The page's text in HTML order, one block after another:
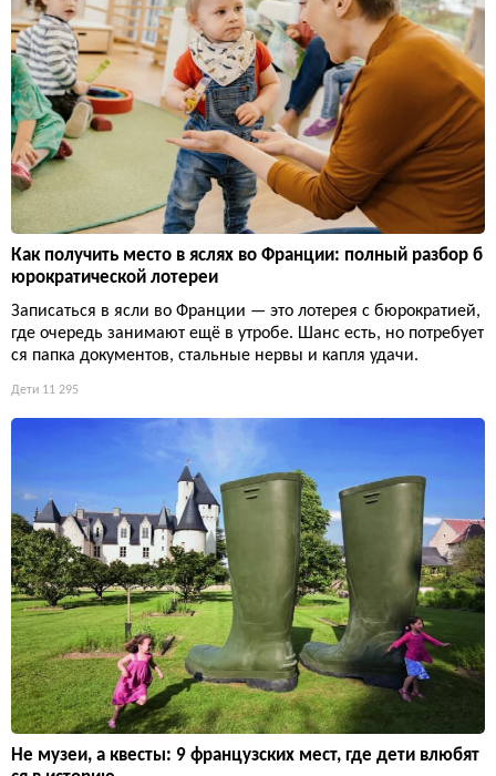
Как получить место в яслях во Франции: полный разбор б
юрократической лотереи
Записаться в ясли во Франции — это лотерея с бюрократией,
где очередь занимают ещё в утробе. Шанс есть, но потребует
ся папка документов, стальные нервы и капля удачи.
Дети 11 295
Не музеи, а квесты: 9 французских мест, где дети влюбят